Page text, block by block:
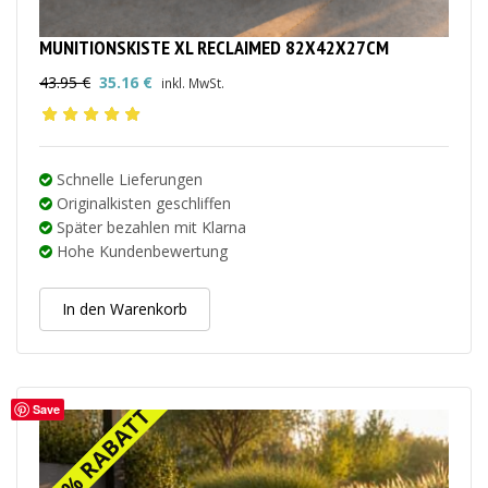
MUNITIONSKISTE XL RECLAIMED 82X42X27CM
43.95€
Ursprünglicher
Preis
war:
43.95 €
35.16 €
Aktueller
Preis
ist:
35.16 €.
inkl. MwSt.
Schnelle Lieferungen
Originalkisten geschliffen
Später bezahlen mit Klarna
Hohe Kundenbewertung
In den Warenkorb
Save
20% RABATT
20% RABATT